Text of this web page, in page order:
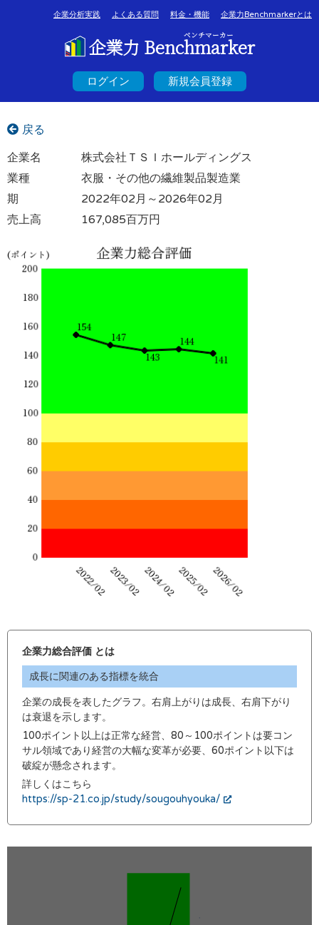
企業分析実践 よくある質問 料金・機能 企業力Benchmarkerとは
ベンチマーカー
企業力 Benchmarker
ログイン 新規会員登録
戻る
企業名
株式会社ＴＳＩホールディングス
業種
衣服・その他の繊維製品製造業
期
2022年02月～2026年02月
売上高
167,085百万円
企業力総合評価 とは
成長に関連のある指標を統合
企業の成長を表したグラフ。右肩上がりは成長、右肩下がり
は衰退を示します。
100ポイント以上は正常な経営、80～100ポイントは要コン
サル領域であり経営の大幅な変革が必要、60ポイント以下は
破綻が懸念されます。
詳しくはこちら
https://sp-21.co.jp/study/sougouhyouka/